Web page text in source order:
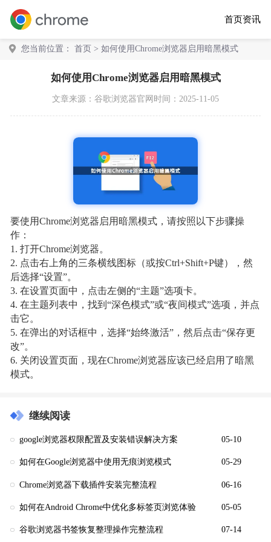
首页资讯
您当前位置： 首页 > 如何使用Chrome浏览器启用暗黑模式
如何使用Chrome浏览器启用暗黑模式
文章来源： 谷歌浏览器官网 时间：2025-11-05
要使用Chrome浏览器启用暗黑模式，请按照以下步骤操
作：
1. 打开Chrome浏览器。
2. 点击右上角的三条横线图标（或按Ctrl+Shift+P键），然
后选择“设置”。
3. 在设置页面中，点击左侧的“主题”选项卡。
4. 在主题列表中，找到“深色模式”或“夜间模式”选项，并点
击它。
5. 在弹出的对话框中，选择“始终激活”，然后点击“保存更
改”。
6. 关闭设置页面，现在Chrome浏览器应该已经启用了暗黑
模式。
继续阅读
google浏览器权限配置及安装错误解决方案 05-10
如何在Google浏览器中使用无痕浏览模式 05-29
Chrome浏览器下载插件安装完整流程 06-16
如何在Android Chrome中优化多标签页浏览体验 05-05
谷歌浏览器书签恢复整理操作完整流程 07-14